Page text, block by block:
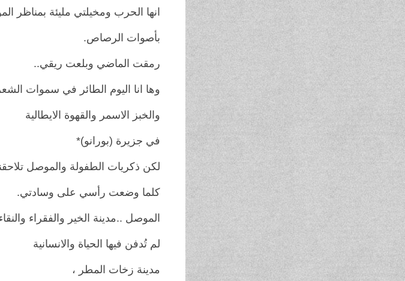
انها الحرب ومخيلتي مليئة بمناظر
بأصوات الرصاص.
رمقت الماضي وبلعت ريقي..
وها انا اليوم الطائر في سموات
والخبز الاسمر والقهوة الايطالية
في جزيرة (بورانو)*
لكن ذكريات الطفولة والموصل
كلما وضعت رأسي على وسادتي.
الموصل ..مدينة الخير والفقراء
لم تُدفن فيها الحياة والانسانية
مدينة زخات المطر ،